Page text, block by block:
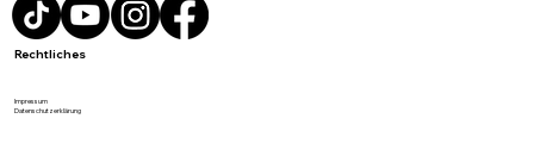
Rechtliches